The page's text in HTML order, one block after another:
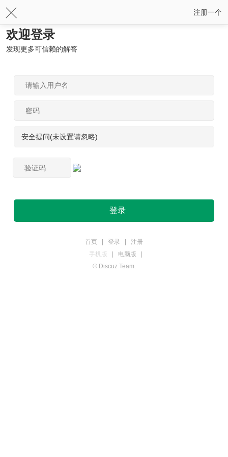
注册一个
欢迎登录
发现更多可信赖的解答
安全提问(未设置请忽略)
登录
首页 登录
注册
手机版
电脑版
© Discuz Team.